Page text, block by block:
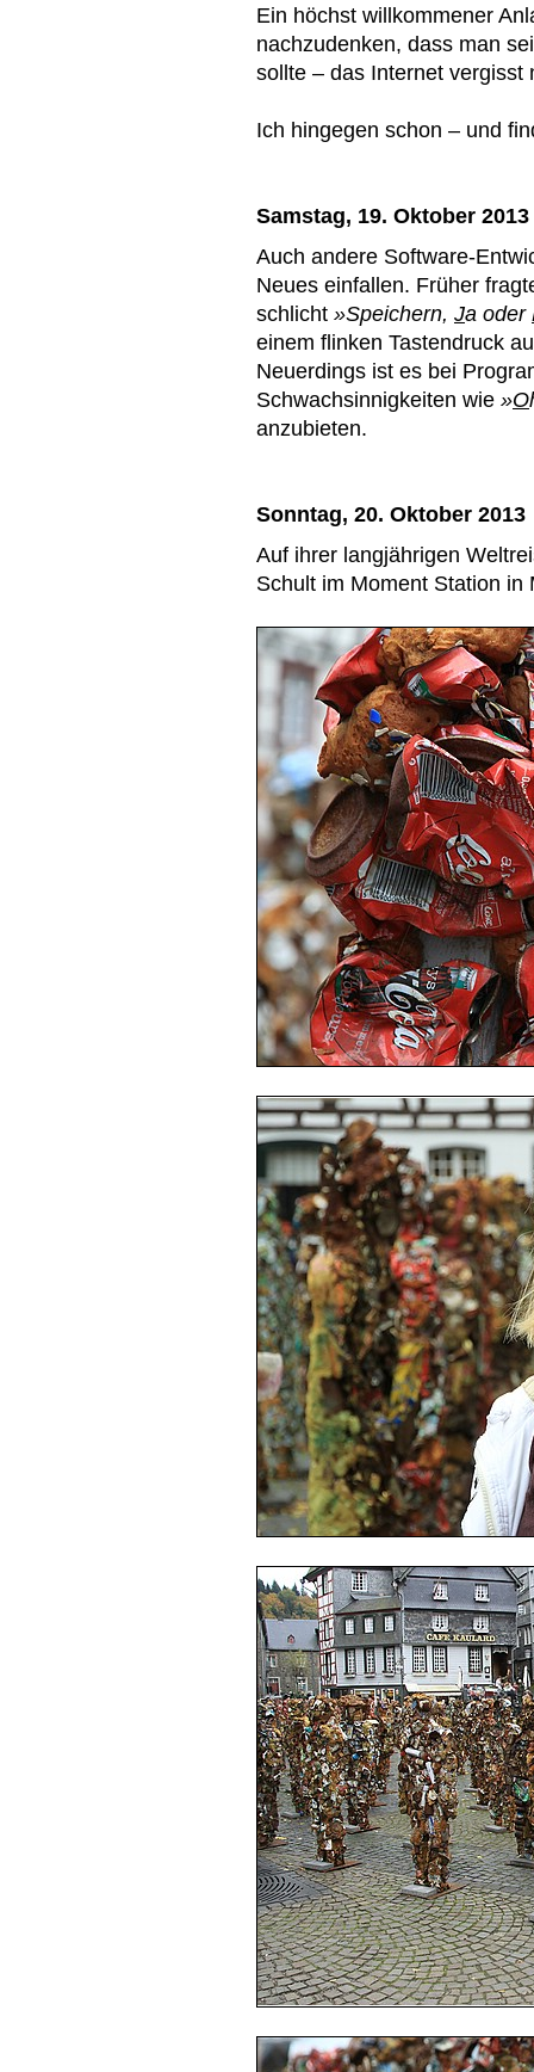
Ein höchst willkommener
nachzudenken, dass man
sollte – das Internet vergisst
Ich hingegen schon – und
Samstag, 19. Oktober 2013
Auch andere Software-
Neues einfallen. Früher
schlicht »Speichern, Ja oder
einem flinken Tastendruck
Neuerdings ist es bei
Schwachsinnigkeiten wie »O
anzubieten.
Sonntag, 20. Oktober 2013
Auf ihrer langjährigen
Schult im Moment Station in